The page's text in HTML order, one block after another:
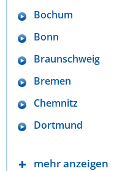
Bochum
Bonn
Braunschweig
Bremen
Chemnitz
Dortmund
mehr anzeigen